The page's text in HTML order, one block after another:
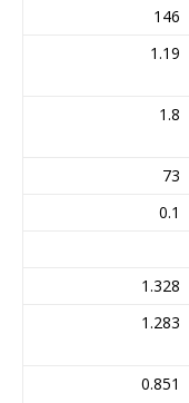
146
1.19
1.8
73
0.1
1.328
1.283
0.851